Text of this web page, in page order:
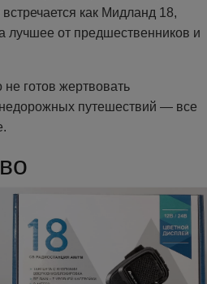
встречается как Мидланд 18,
лучшее от предшественников и
не готов жертвовать
путешествий — все